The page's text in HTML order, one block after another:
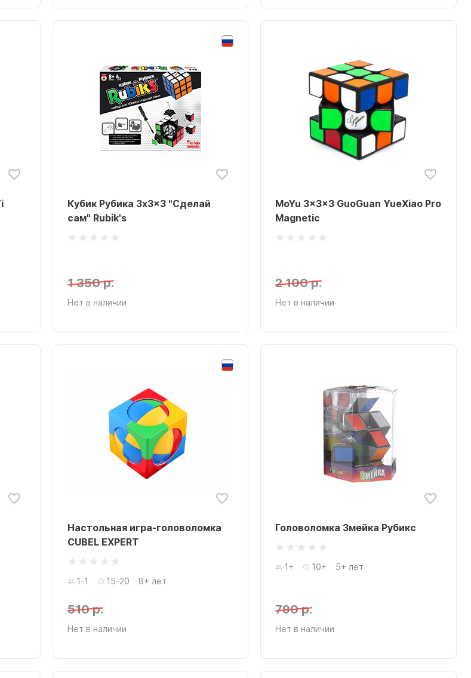
Кубик Рубика 3x3x3 "Сделай
сам" Rubik's
1 350 р.
Нет в наличии
MoYu 3x3x3 GuoGuan YueXiao Pro
Magnetic
2 100 р.
Нет в наличии
Настольная игра-головоломка
CUBEL EXPERT
1-1 15-20 8+ лет
510 р.
Нет в наличии
Головоломка Змейка Рубикс
1+ 10+ 5+ лет
790 р.
Нет в наличии